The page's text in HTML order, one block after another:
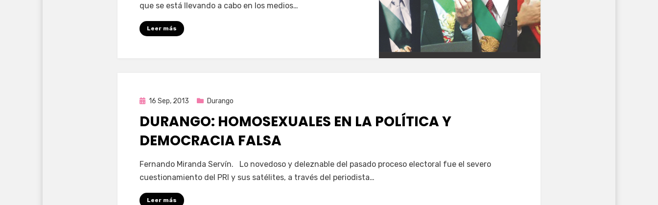
que se está llevando a cabo en los medios…
Leer más
Publicada
16 Sep, 2013 Durango
DURANGO: HOMOSEXUALES EN LA POLÍTICA Y
DEMOCRACIA FALSA
porEnrique
Fernando Miranda Servín. Lo novedoso y deleznable del pasado proceso electoral fue el severo
cuestionamiento del PRI y sus satélites, a través del periodista…
Leer más